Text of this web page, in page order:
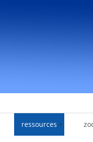
ressources